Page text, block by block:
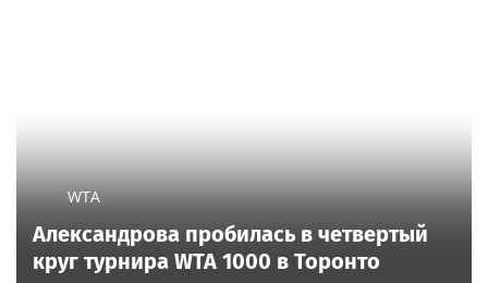
WTA
Александрова пробилась в четвертый
круг турнира WTA 1000 в Торонто